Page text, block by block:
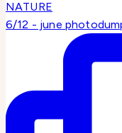
6/12 - june